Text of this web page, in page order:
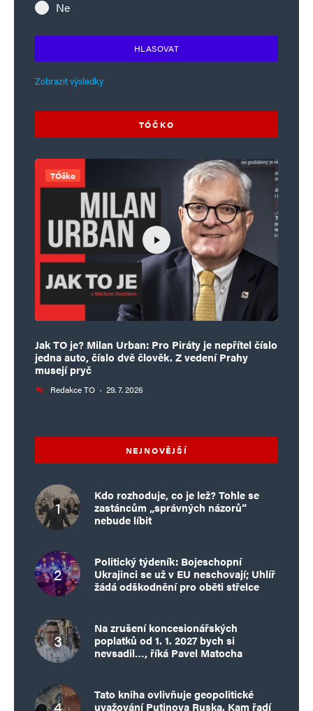
Ne
HLASOVAT
Zobrazit výsledky
TÓČKO
TÓčko
Jak TO je? Milan Urban: Pro Piráty je nepřítel číslo
jedna auto, číslo dvě člověk. Z vedení Prahy
musejí pryč
Redakce TO · 29. 7. 2026
NEJNOVĚJŠÍ
Kdo rozhoduje, co je lež? Tohle se
zastáncům „správných názorů“
nebude líbit
Politický týdeník: Bojeschopní
Ukrajinci se už v EU neschovají; Uhlíř
žádá odškodnění pro oběti střelce
Na zrušení koncesionářských
poplatků od 1. 1. 2027 bych si
nevsadil…, říká Pavel Matocha
Tato kniha ovlivňuje geopolitické
uvažování Putinova Ruska. Kam řadí